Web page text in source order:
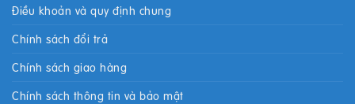
Điều khoản và quy định chung
Chính sách đổi trả
Chính sách giao hàng
Chính sách thông tin và bảo mật